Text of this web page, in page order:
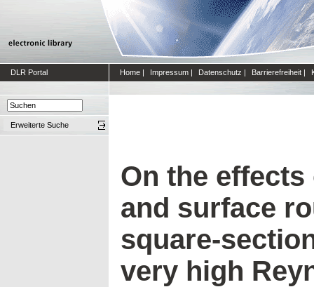
DLR Portal Home | Impressum | Datenschutz | Barrierefreiheit |
Erweiterte Suche
On the
and surface
square-
very high